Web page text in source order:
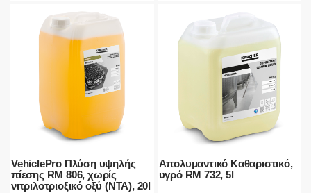
VehiclePro Πλύση υψηλής
πίεσης RM 806, χωρίς
νιτριλοτριοξικό οξύ (NTA), 20l
Απολυμαντικό Καθαριστικό,
υγρό RM 732, 5l